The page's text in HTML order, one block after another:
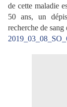
de cette maladie
50 ans, un
recherche de sang